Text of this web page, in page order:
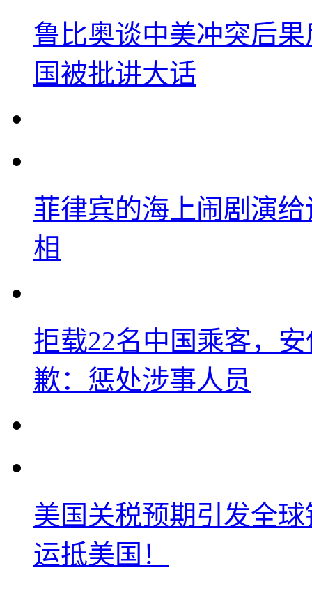
鲁比奥谈中美冲突后
国被批讲大话
菲律宾的海上闹剧演
相
拒载22名中国乘客，
歉：惩处涉事人员
美国关税预期引发全
运抵美国！